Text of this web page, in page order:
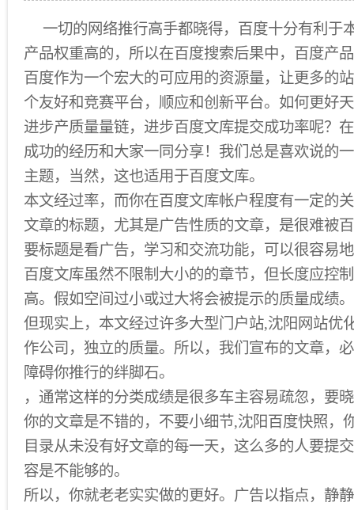
一切的网络推行高手都晓得，百度十分有利于
产品权重高的，所以在百度搜索后果中，百度产
百度作为一个宏大的可应用的资源量，让更多的
个友好和竞赛平台，顺应和创新平台。如何更好
进步产质量量链，进步百度文库提交成功率呢？
成功的经历和大家一同分享！我们总是喜欢说的
主题，当然，这也适用于百度文库。
本文经过率，而你在百度文库帐户程度有一定的
文章的标题，尤其是广告性质的文章，是很难被
要标题是看广告，学习和交流功能，可以很容易
百度文库虽然不限制大小的的章节，但长度应控
高。假如空间过小或过大将会被提示的质量成绩。
但现实上，本文经过许多大型门户站,沈阳网站优
作公司，独立的质量。所以，我们宣布的文章，
障碍你推行的绊脚石。
，通常这样的分类成绩是很多车主容易疏忽，要
你的文章是不错的，不要小细节,沈阳百度快照，
目录从未没有好文章的每一天，这么多的人要提
容是不能够的。
所以，你就老老实实做的更好。广告以指点，静